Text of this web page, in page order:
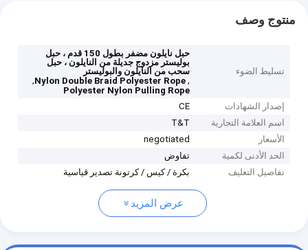
منتوج وصف
تسليط الضوء
حبل نايلون مضفر بطول 150 قدم ، حبل
بوليستر مزدوج جديلة من النايلون ، حبل
سحب من النايلون والبوليستر
,
Nylon Double Braid Polyester Rope
,
Polyester Nylon Pulling Rope
إصدار الشهادات
CE
اسم العلامة التجارية
T&T
الأسعار
negotiated
الحد الأدنى لكمية
تفاوض
تفاصيل التغليف
بكرة / كيس / كرتونة تصدير قياسية
عرض المزيد